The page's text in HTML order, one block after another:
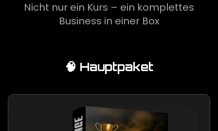
Nicht nur ein Kurs – ein komplettes
Business in einer Box
🧠 Hauptpaket